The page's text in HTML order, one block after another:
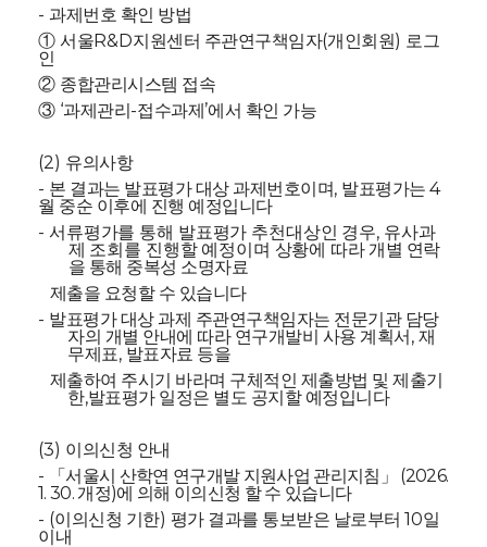
- 과제번호 확인 방법
① 서울R&D지원센터 주관연구책임자(개인회원) 로그
인
② 종합관리시스템 접속
③ ‘과제관리 -접수과제 ’에서 확인 가능
(2) 유의사항
- 본 결과는 발표평가 대상 과제번호이며, 발표평가는 4
월 중순 이후에 진행 예정입니다
- 서류평가를 통해 발표평가 추천대상인 경우, 유사과
제 조회를 진행할 예정이며 상황에 따라 개별 연락
을 통해 중복성 소명자료
제출을 요청할 수 있습니다
- 발표평가 대상 과제 주관연구책임자는 전문기관 담당
자의 개별 안내에 따라 연구개발비 사용 계획서 , 재
무제표, 발표자료 등을
제출하여 주시기 바라며 구체적인 제출방법 및 제출기
한,발표평가 일정은 별도 공지할 예정입니다
(3) 이의신청 안내
- 「서울시 산학연 연구개발 지원사업 관리지침 」 (2026.
1. 30. 개정)에 의해 이의신청 할 수 있습니다
- (이의신청 기한) 평가 결과를 통보받은 날로부터 10일
이내